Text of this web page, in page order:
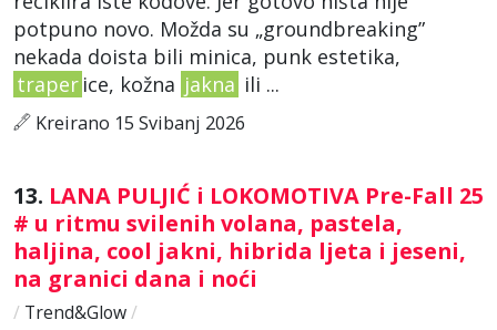
potpuno novo. Možda su „groundbreaking”
nekada doista bili minica, punk estetika,
traper ice, kožna jakna ili ...
Kreirano 15 Svibanj 2026
13. LANA PULJIĆ i LOKOMOTIVA Pre-Fall 25
# u ritmu svilenih volana, pastela,
haljina, cool jakni, hibrida ljeta i jeseni,
na granici dana i noći
/ Trend&Glow/